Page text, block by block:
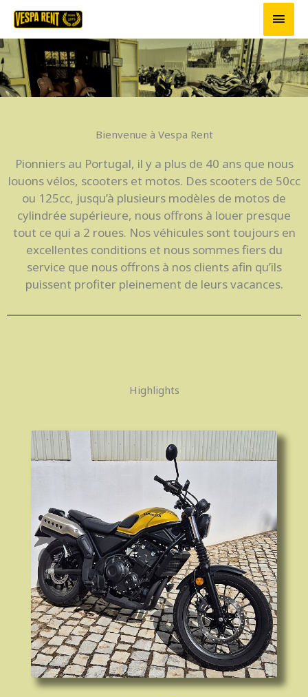
Aller
contenu
Bienvenue à Vespa Rent
Pionniers au Portugal, il y a plus de 40 ans que nous
louons vélos, scooters et motos. Des scooters de 50cc
ou 125cc, jusqu’à plusieurs modèles de motos de
cylindrée supérieure, nous offrons à louer presque
tout ce qui a 2 roues. Nos véhicules sont toujours en
excellentes conditions et nous sommes fiers du
service que nous offrons à nos clients afin qu’ils
puissent profiter pleinement de leurs vacances.
Highlights